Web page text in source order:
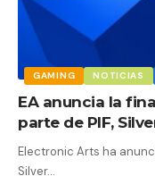
GAMING NOTICIAS
EA anuncia la
parte de PIF,
Electronic Arts ha
Silver…